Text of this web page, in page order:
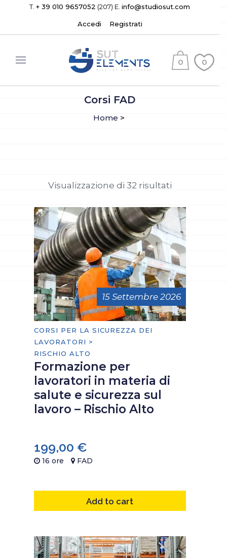
T. + 39 010 9657052 (207) E. info@studiosut.com
Accedi Registrati
0 0
Corsi FAD
Home >
Visualizzazione di 32 risultati
15 Settembre 2026
CORSI PER LA SICUREZZA DEI
LAVORATORI >
RISCHIO ALTO
Formazione per
lavoratori in materia di
salute e sicurezza sul
lavoro – Rischio Alto
199,00 €
16 ore FAD
Add to cart